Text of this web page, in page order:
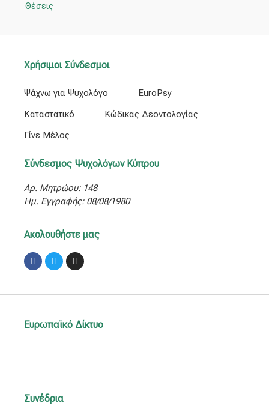
Θέσεις
Χρήσιμοι Σύνδεσμοι
Ψάχνω για Ψυχολόγο
EuroPsy
Καταστατικό
Κώδικας Δεοντολογίας
Γίνε Μέλος
Σύνδεσμος Ψυχολόγων Κύπρου
Αρ. Μητρώου: 148
Ημ. Εγγραφής: 08/08/1980
Ακολουθήστε μας
Facebook
TwitterInstagram
Ευρωπαϊκό Δίκτυο
Συνέδρια